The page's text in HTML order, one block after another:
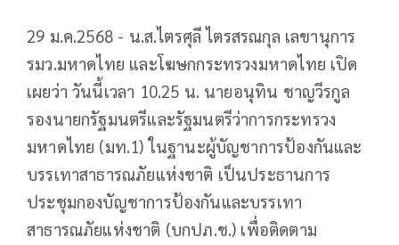
29 ม.ค.2568 - น.ส.ไตรศุลี ไตรสรณกุล เลขานุการ
รมว.มหาดไทย และโฆษกกระทรวงมหาดไทย เปิด
เผยว่า วันนี้เวลา 10.25 น. นายอนุทิน ชาญวีรกูล
รองนายกรัฐมนตรีและรัฐมนตรีว่าการกระทรวง
มหาดไทย (มท.1) ในฐานะผู้บัญชาการป้องกันและ
บรรเทาสาธารณภัยแห่งชาติ เป็นประธานการ
ประชุมกองบัญชาการป้องกันและบรรเทา
สาธารณภัยแห่งชาติ (บกปภ.ช.) เพื่อติดตาม